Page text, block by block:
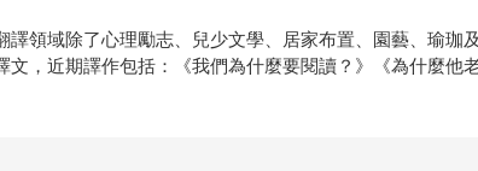
領域除了心理勵志、兒少文學、居家布置、園藝、瑜
文，近期譯作包括：《我們為什麼要閱讀？》《為什麼